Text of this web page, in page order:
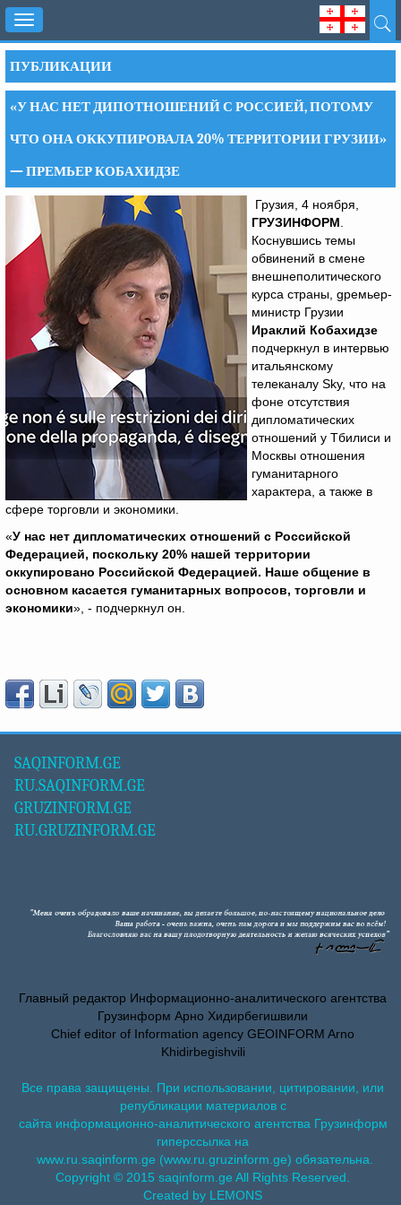
Toggle
navigation
ПУБЛИКАЦИИ
«У НАС НЕТ ДИПОТНОШЕНИЙ С РОССИЕЙ, ПОТОМУ
ЧТО ОНА ОККУПИРОВАЛА 20% ТЕРРИТОРИИ ГРУЗИИ»
— ПРЕМЬЕР КОБАХИДЗЕ
Грузия, 4 ноября,
ГРУЗИНФОРМ
Коснувшись темы
обвинений в смене
внешнеполитического
курса страны, gремьер-
министр Грузии
Ираклий Кобахидзе
подчеркнул в интервью
итальянскому
телеканалу Sky, что на
фоне отсутствия
дипломатических
отношений у Тбилиси и
Москвы отношения
гуманитарного
характера, а также в
сфере торговли и экономики.
«У нас нет дипломатических отношений с Российской
Федерацией, поскольку 20% нашей территории
оккупировано Российской Федерацией. Наше общение в
основном касается гуманитарных вопросов, торговли и
экономики», - подчеркнул он.
SAQINFORM.GE
RU.SAQINFORM.GE
GRUZINFORM.GE
RU.GRUZINFORM.GE
Главный редактор Информационно-аналитического агентства
Грузинформ Арно Хидирбегишвили
Chief editor of Information agency GEOINFORM Arno
Khidirbegishvili
Все права защищены. При использовании, цитировании, или
републикации материалов с
сайта информационно-аналитического агентства Грузинформ
гиперссылка на
www.ru.saqinform.ge (www.ru.gruzinform.ge) обязательна.
Copyright © 2015 saqinform.ge All Rights Reserved.
Created by LEMONS